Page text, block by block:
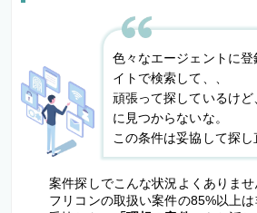
色々なエージェントに
イトで検索して、、
頑張って探しているけ
に見つからないな。
この条件は妥協して探し
案件探しでこんな状況よくありませ
フリコンの取扱い案件の85%以上は